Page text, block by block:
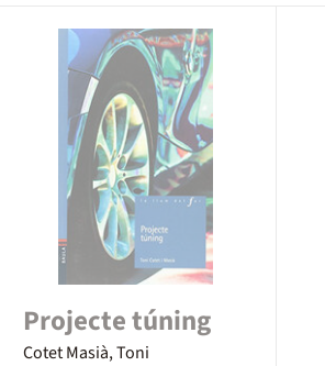
Projecte túning
Cotet Masià, Toni